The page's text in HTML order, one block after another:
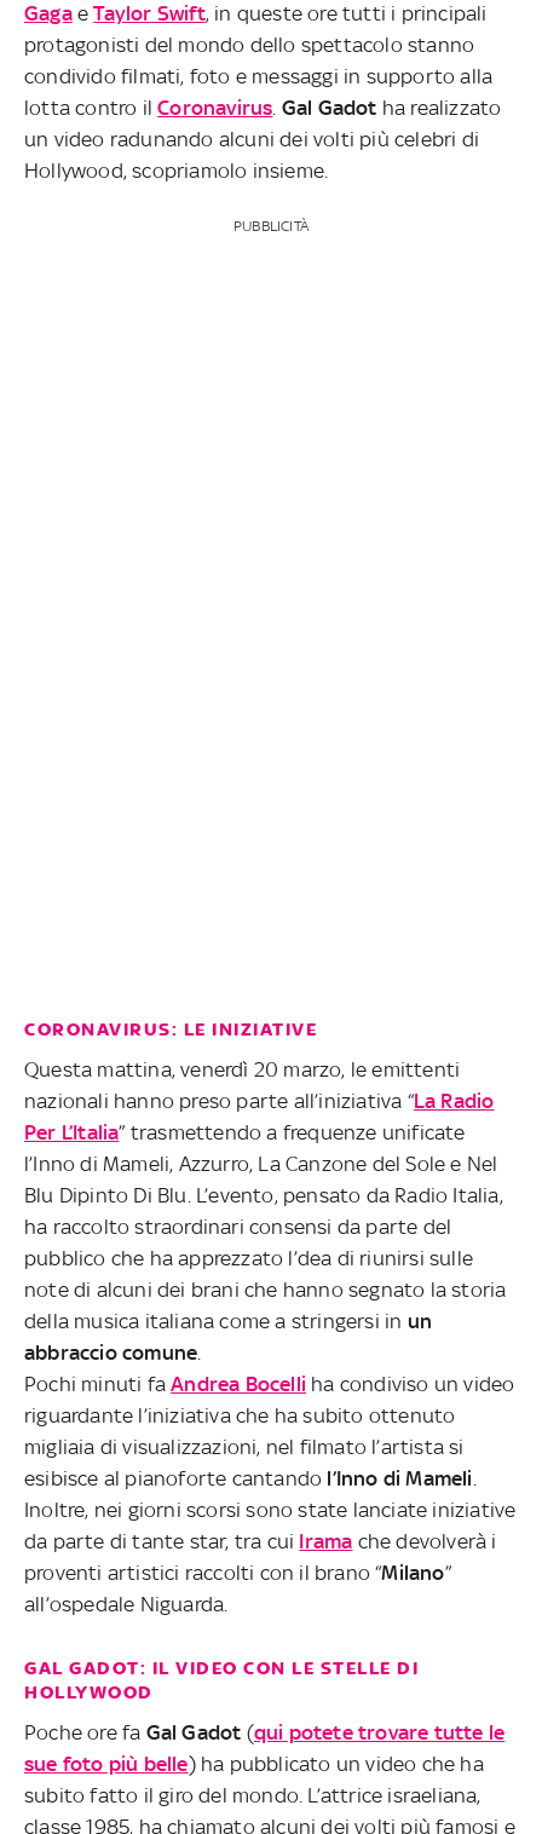
GagaeTaylor Swift, in queste ore tutti i principali
protagonisti del mondo dello spettacolo stanno
condivido filmati, foto e messaggi in supporto alla
lotta contro ilCoronavirus. Gal Gadot ha realizzato
un video radunando alcuni dei volti più celebri di
Hollywood, scopriamolo insieme.
PUBBLICITÀ
CORONAVIRUS: LE INIZIATIVE
Questa mattina, venerdì 20 marzo, le emittenti
nazionali hanno preso parte all’iniziativa “La Radio
Per L’Italia” trasmettendo a frequenze unificate
l’Inno di Mameli, Azzurro, La Canzone del Sole e Nel
Blu Dipinto Di Blu. L’evento, pensato da Radio Italia,
ha raccolto straordinari consensi da parte del
pubblico che ha apprezzato l’dea di riunirsi sulle
note di alcuni dei brani che hanno segnato la storia
della musica italiana come a stringersi in un
abbraccio comune.
Pochi minuti faAndrea Bocelli ha condiviso un video
riguardante l’iniziativa che ha subito ottenuto
migliaia di visualizzazioni, nel filmato l’artista si
esibisce al pianoforte cantando l’Inno di Mameli.
Inoltre, nei giorni scorsi sono state lanciate iniziative
da parte di tante star, tra cui Irama che devolverà i
proventi artistici raccolti con il brano “Milano”
all’ospedale Niguarda.
GAL GADOT: IL VIDEO CON LE STELLE DI
HOLLYWOOD
Poche ore fa Gal Gadot (qui potete trovare tutte le
sue foto più belle) ha pubblicato un video che ha
subito fatto il giro del mondo. L’attrice israeliana,
classe 1985, ha chiamato alcuni dei volti più famosi e